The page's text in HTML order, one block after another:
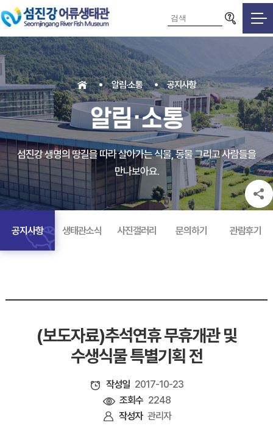
검색영역
알림·소통 공지사항
알림·소통
섬진강 생명의 땅길을 따라 살아가는 식물, 동물 그리고 사람들을
만나보아요.
공지사항 생태관소식 사진갤러리 문의하기 관람후기
(보도자료)추석연휴 무휴개관 및
수생식물 특별기획 전
작성일 2017-10-23
조회수 2248
작성자 관리자